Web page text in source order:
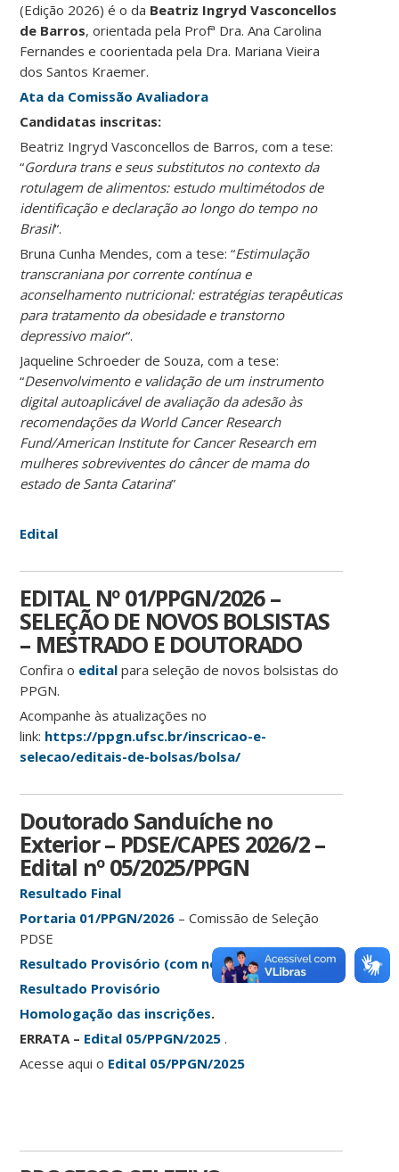
(Edição 2026) é o da Beatriz Ingryd Vasconcellos
de Barros, orientada pela Profª Dra. Ana Carolina
Fernandes e coorientada pela Dra. Mariana Vieira
dos Santos Kraemer.
Ata da Comissão Avaliadora
Candidatas inscritas:
Beatriz Ingryd Vasconcellos de Barros, com a tese:
“Gordura trans e seus substitutos no contexto da
rotulagem de alimentos: estudo multimétodos de
identificação e declaração ao longo do tempo no
Brasil“.
Bruna Cunha Mendes, com a tese: “Estimulação
transcraniana por corrente contínua e
aconselhamento nutricional: estratégias terapêuticas
para tratamento da obesidade e transtorno
depressivo maior“.
Jaqueline Schroeder de Souza, com a tese:
“Desenvolvimento e validação de um instrumento
digital autoaplicável de avaliação da adesão às
recomendações da World Cancer Research
Fund/American Institute for Cancer Research em
mulheres sobreviventes do câncer de mama do
estado de Santa Catarina”
Edital
EDITAL Nº 01/PPGN/2026 –
SELEÇÃO DE NOVOS BOLSISTAS
– MESTRADO E DOUTORADO
Confira o edital para seleção de novos bolsistas do
PPGN.
Acompanhe às atualizações no
link: https://ppgn.ufsc.br/inscricao-e-
selecao/editais-de-bolsas/bolsa/
Doutorado Sanduíche no
Exterior – PDSE/CAPES 2026/2 –
Edital nº 05/2025/PPGN
Resultado Final
Portaria 01/PPGN/2026 – Comissão de Seleção
PDSE
Resultado Provisório (com notas)
Resultado Provisório
Homologação das inscrições.
ERRATA – Edital 05/PPGN/2025 .
Acesse aqui o Edital 05/PPGN/2025